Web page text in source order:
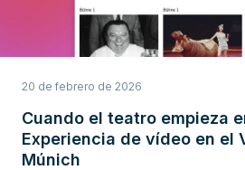
20 de febrero de 2026
Cuando el teatro empieza
Experiencia de vídeo en el
Múnich